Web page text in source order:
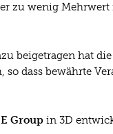
zu wenig
beigetragen hat
dass bewährte
Group in 3D